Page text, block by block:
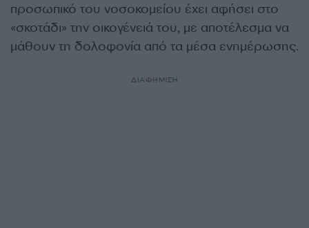
προσωπικό του νοσοκομείου έχει αφήσει στο
«σκοτάδι» την οικογένειά του, με αποτέλεσμα να
μάθουν τη δολοφονία από τα μέσα ενημέρωσης.
ΔΙΑΦΗΜΙΣΗ